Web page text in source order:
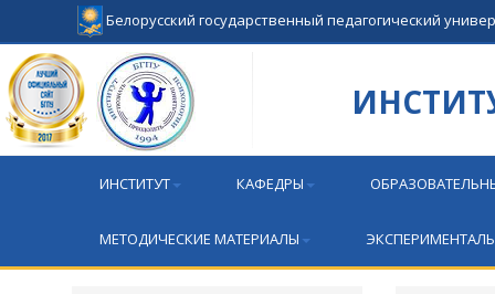
Белорусский государственный педагогический
ИНСТИТУТ КАФЕДРЫ
МЕТОДИЧЕСКИЕ МАТЕРИАЛЫ